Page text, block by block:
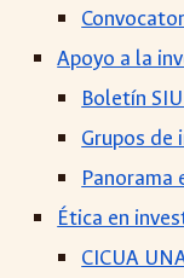
Apoyo a la
Boletín
Grupos de
Panorama
Ética en
CICUA